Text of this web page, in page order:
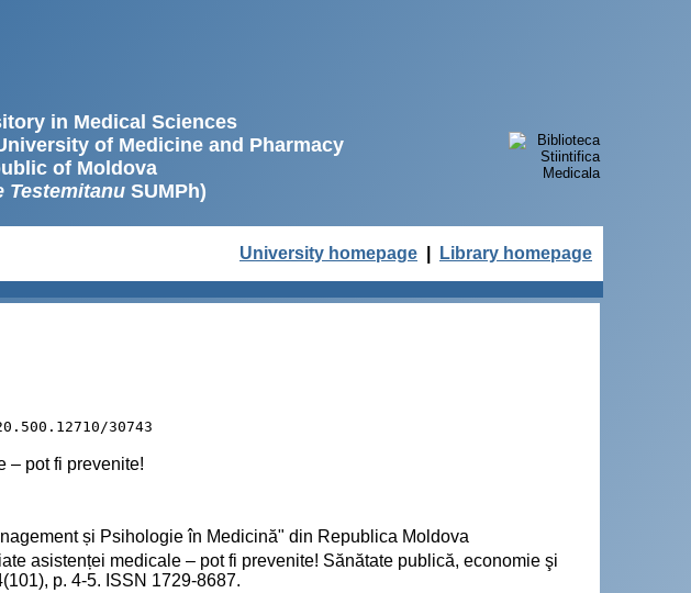
in Medical Sciences
of Medicine and Pharmacy
of Moldova
TestemitanuSUMPh)
University homepage Library homepage
30743
– pot fi prevenite!
și Psihologie în Medicină" din Republica Moldova
asistenței medicale – pot fi prevenite! Sănătate publică, economie şi
p. 4-5. ISSN 1729-8687.